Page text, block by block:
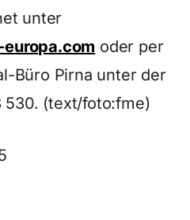
unter
oder per
Büro Pirna unter der
530. (text/foto:fme)